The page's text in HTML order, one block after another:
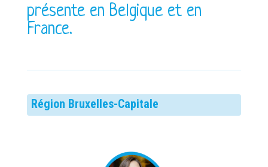
présente en Belgique et en
France.
Région Bruxelles-Capitale